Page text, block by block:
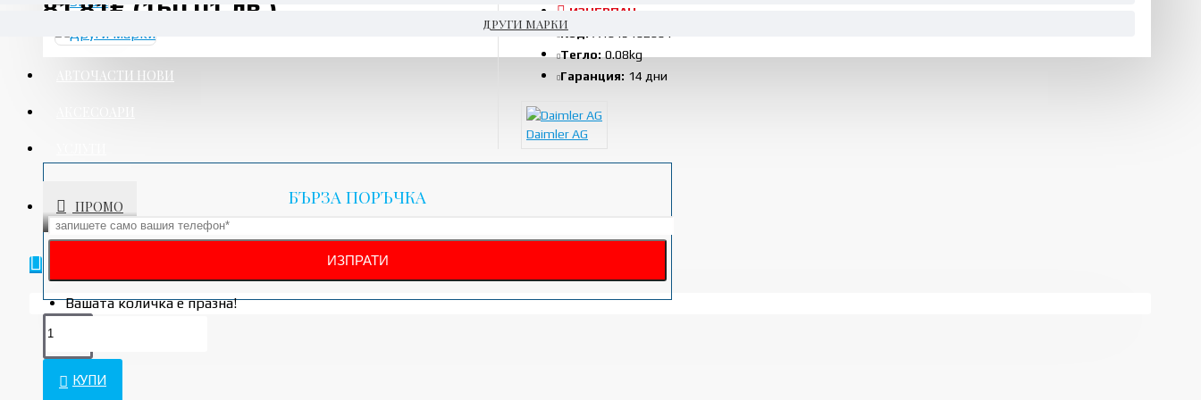
ДРУГИ МАРКИ
АВТОЧАСТИ НОВИ
ПРОМО
Вашата количка е празна!
81.81€ (160.01 лв.)
ИЗЧЕРПАН
Код:
Тегло: 0.08kg
Гаранция: 14 дни
Daimler AG
БЪРЗА ПОРЪЧКА
КУПИ